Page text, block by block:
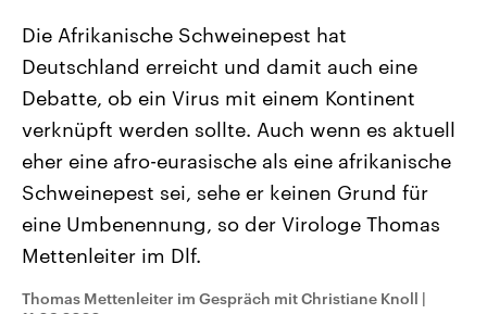
Landtagswahl Sachsen-Anhalt
2026
Alle Informationen
Sachsen-Anhalt wählt am 6.
September 2026 einen neuen
Landtag. Seit 2021 wird das
Bundesland von einer Koalition aus
CDU, SPD und FDP regiert.-
Umfragen, Prognosen,
Wahlprogramme, aktuelle Berichte
und Hintergründe zu den Parteien
Wahl.
Aktuelle Beiträge,
Hintergründe
Wirtschaftlich und
gehören die Vereinigten
den mächtigsten Ländern
mit großem Einfluss auf
Sendungen Programm
Die Afrikanische Schweinepest hat
Deutschland erreicht und damit auch eine
Debatte, ob ein Virus mit einem Kontinent
verknüpft werden sollte. Auch wenn es aktuell
eher eine afro-eurasische als eine afrikanische
Schweinepest sei, sehe er keinen Grund für
eine Umbenennung, so der Virologe Thomas
Mettenleiter im Dlf.
Thomas Mettenleiter im Gespräch mit Christiane Knoll |